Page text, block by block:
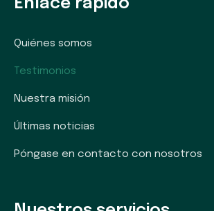
Enlace rápido
Quiénes somos
Testimonios
Nuestra misión
Últimas noticias
Póngase en contacto con nosotros